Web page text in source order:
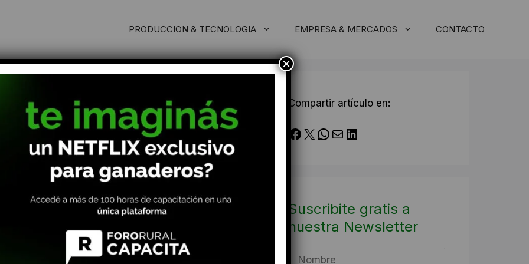
PRODUCCION & TECNOLOGIA EMPRESA & MERCADOS CONTACTO
Compartir artículo en:
Facebook
X WhatsApp
Correo electrónico
LinkedIn
Suscribite gratis a
nuestra Newsletter
×